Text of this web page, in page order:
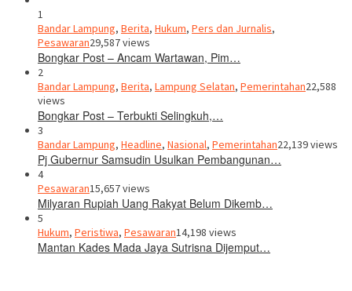
1
Bandar Lampung, Berita, Hukum, Pers dan Jurnalis,
Pesawaran29,587 views
Bongkar Post – Ancam Wartawan, Pim…
2
Bandar Lampung, Berita, Lampung Selatan, Pemerintahan22,588
views
Bongkar Post – Terbukti Selingkuh,…
3
Bandar Lampung, Headline, Nasional, Pemerintahan22,139 views
Pj Gubernur Samsudin Usulkan Pembangunan…
4
Pesawaran15,657 views
Milyaran Rupiah Uang Rakyat Belum Dikemb…
5
Hukum, Peristiwa, Pesawaran14,198 views
Mantan Kades Mada Jaya Sutrisna Dijemput…